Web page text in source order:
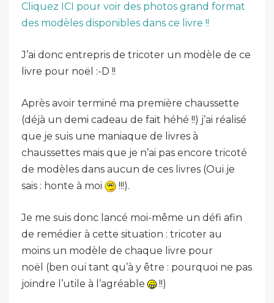
Cliquez ICI pour voir des photos grand format
des modèles disponibles dans ce livre !!
J’ai donc entrepris de tricoter un modèle de ce
livre pour noël :-D !!
Après avoir terminé ma première chaussette
(déjà un demi cadeau de fait héhé !!) j’ai réalisé
que je suis une maniaque de livres à
chaussettes mais que je n’ai pas encore tricoté
de modèles dans aucun de ces livres (Oui je
sais : honte à moi
!!!).
Je me suis donc lancé moi-même un défi afin
de remédier à cette situation : tricoter au
moins un modèle de chaque livre pour
noël (ben oui tant qu’à y être : pourquoi ne pas
joindre l’utile à l’agréable
!!)